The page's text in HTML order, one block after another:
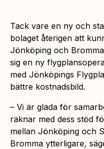
Tack vare en ny och
bolaget återigen att
Jönköping och
sig en ny
med Jönköpings
bättre kostnadsbild.
– Vi är glada för
räknar med dess stöd
mellan Jönköping och
Bromma ytterligare,